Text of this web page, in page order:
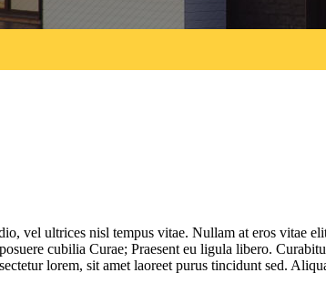
Construction Project We Can Help
vel ultrices nisl tempus vitae. Nullam at eros vitae
cubilia Curae; Praesent eu ligula libero.
lorem, sit amet laoreet purus tincidunt sed.